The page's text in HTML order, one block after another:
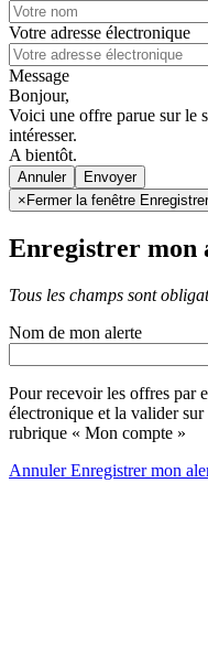
Votre adresse électronique
Message
Bonjour,
Voici une offre parue sur le
intéresser.
A bientôt.
Annuler
×Fermer la fenêtre
Enregistrer mon
Tous les champs sont
Nom de mon alerte
Pour recevoir les offres par
électronique et la valider sur
rubrique « Mon compte »
AnnulerEnregistrer mon